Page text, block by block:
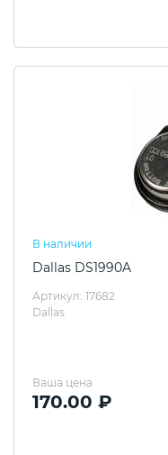
В наличии
Dallas DS1990A
Артикул: 17682
Dallas
Ваша цена
170.00 ₽